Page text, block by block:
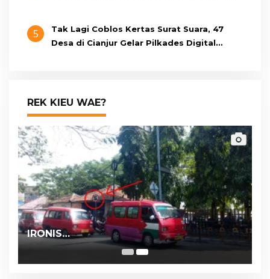
5
Tak Lagi Coblos Kertas Surat Suara, 47
Desa di Cianjur Gelar Pilkades Digital
REK KIEU WAE?
IRONIS…